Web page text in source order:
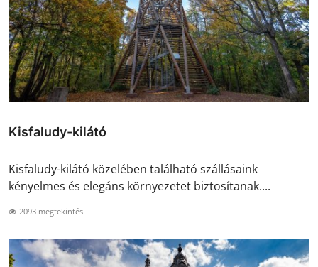
Kisfaludy-kilátó
Kisfaludy-kilátó közelében található szállásaink
kényelmes és elegáns környezetet biztosítanak....
2093 megtekintés